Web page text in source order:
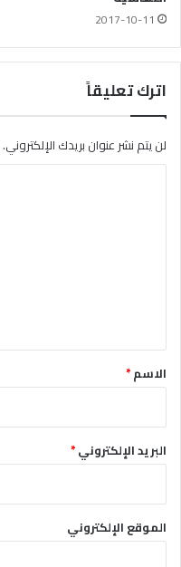
2017-10-11
اترك تعليقاً
لن يتم نشر عنوان بريدك الإلكتروني.
*الاسم*
البريد الإلكتروني*
الموقع الإلكتروني